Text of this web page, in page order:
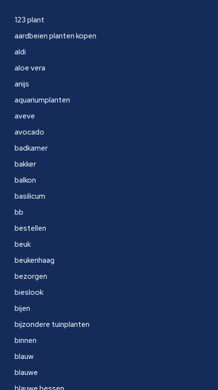
123 plant
aardbeien planten kopen
aldi
aloe vera
anijs
aquariumplanten
aveve
avocado
badkamer
bakker
balkon
basilicum
bb
bestellen
beuk
beukenhaag
bezorgen
bieslook
bijen
bijzondere tuinplanten
binnen
blauw
blauwe